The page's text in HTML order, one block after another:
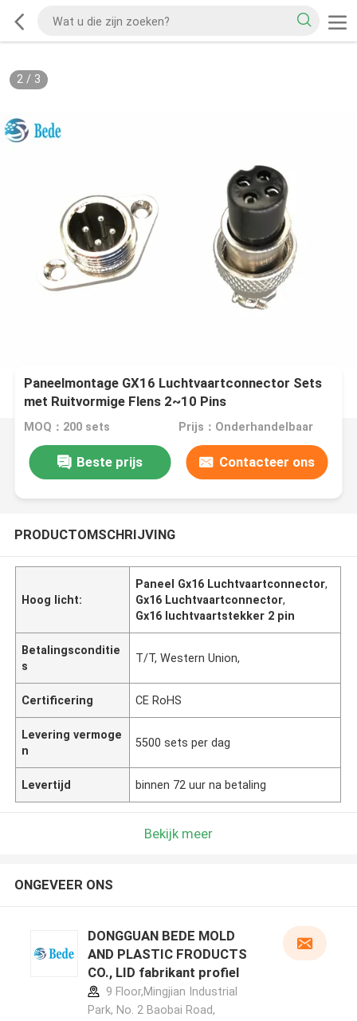
2/ 3
Paneelmontage GX16 Luchtvaartconnector Sets
met Ruitvormige Flens 2~10 Pins
MOQ：200 sets Prijs：Onderhandelbaar
Beste prijs Contacteer ons
PRODUCTOMSCHRIJVING
Hoog licht:
Paneel Gx16 Luchtvaartconnector,
Gx16 Luchtvaartconnector,
Gx16 luchtvaartstekker 2 pin
Betalingsconditie
s
T/T, Western Union,
Certificering CE RoHS
Levering vermoge
n
5500 sets per dag
Levertijd binnen 72 uur na betaling
Bekijk meer
ONGEVEER ONS
DONGGUAN BEDE MOLD
AND PLASTIC FRODUCTS
CO., LID fabrikant profiel
9 Floor,Mingjian Industrial
Park, No. 2 Baobai Road,